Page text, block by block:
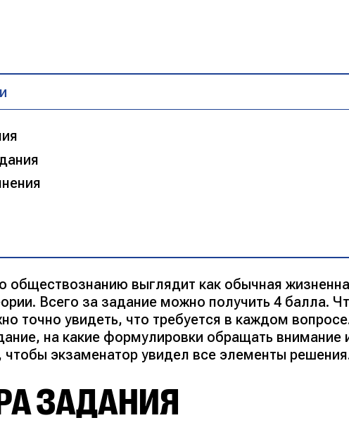
выглядит как обычная
Всего за задание можно получить 4 балла.
точно увидеть, что требуется в каждом
на какие формулировки обращать внимание
чтобы экзаменатор увидел все элементы
ЗАДАНИЯ